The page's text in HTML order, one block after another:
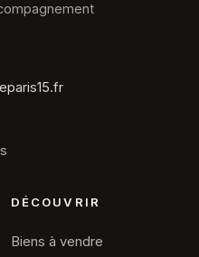
DÉCOUVRIR
Biens à vendre